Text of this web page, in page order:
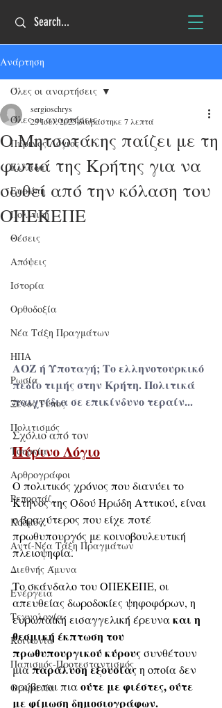
Ανάρτηση
Όλες οι αναρτήσεις
Πύρινος Λόγιος
Ελλάδα
Ευρώπη
Πολιτική
Θέσεις
Απόψεις
Ιστορία
Ορθοδοξία
Νέα Τάξη Πραγμάτων
ΗΠΑ
Ρωσία
Ξένος Τύπος
Πολιτισμός
Τουρκία
Αρθρογράφοι
Ρεπορτάζ
Κόσμος
Αντί-Νέα Τάξη Πραγμάτων
Διεθνής Άμυνα
Ενέργεια
Τεχνολογία
Κοινωνία
Παπισμός-Προτεσταντισμός
Ουκρανία
Όλες οι αναρτήσεις
Ο Μητσοτάκης παίζει με τη
φωτιά της Κρήτης για να
σωθεί από την κόλαση του
ΟΠΕΚΕΠΕ
sergioschrys
23 Ιουλ 2025διαβάστηκε 7 λεπτά
ΑΟΖ ή Υποταγή; Το ελληνοτουρκικό
πεδίο τιμής στην Κρήτη. Πολιτικά
παιχνίδια σε επικίνδυνο τεραίν...
Σχόλιο από τον
Πύρινο Λόγιο
Ο πολιτικός χρόνος που διανύει το
Κτήνος της Οδού Ηρώδη Αττικού, είναι
ο βραχύτερος που είχε ποτέ
πρωθυπουργός με κοινοβουλευτική
πλειοψηφία.
Το σκάνδαλο του ΟΠΕΚΕΠΕ, οι
απευθείας δωροδοκίες ψηφοφόρων, η
ευρωπαϊκή εισαγγελική έρευνα και η
θεσμική έκπτωση του
πρωθυπουργικού κύρους συνθέτουν
μια παράλυση εξουσίας η οποία δεν
κρύβεται πια ούτε με φιέστες, ούτε
με φίμωση δημοσιογράφων.